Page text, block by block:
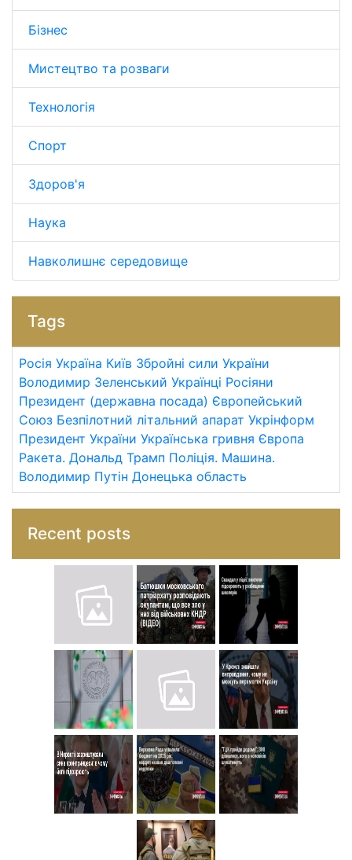
Бізнес
Мистецтво та розваги
Технологія
Спорт
Здоров'я
Наука
Навколишнє середовище
Tags
Росія Україна Київ Збройні сили України
Володимир Зеленський Українці Росіяни
Президент (державна посада) Європейський
Союз Безпілотний літальний апарат Укрінформ
Президент України Українська гривня Європа
Ракета. Дональд Трамп Поліція. Машина.
Володимир Путін Донецька область
Recent posts